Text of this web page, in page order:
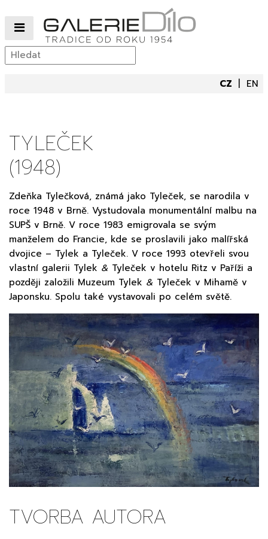
CZ EN
TYLEČEK
(1948)
Zdeňka Tylečková, známá jako Tyleček, se narodila v
roce 1948 v Brně. Vystudovala monumentální malbu na
SUPŠ v Brně. V roce 1983 emigrovala se svým
manželem do Francie, kde se proslavili jako malířská
dvojice – Tylek a Tyleček. V roce 1993 otevřeli svou
vlastní galerii Tylek & Tyleček v hotelu Ritz v Paříži a
později založili Muzeum Tylek & Tyleček v Mihamě v
Japonsku. Spolu také vystavovali po celém světě.
TVORBA AUTORA